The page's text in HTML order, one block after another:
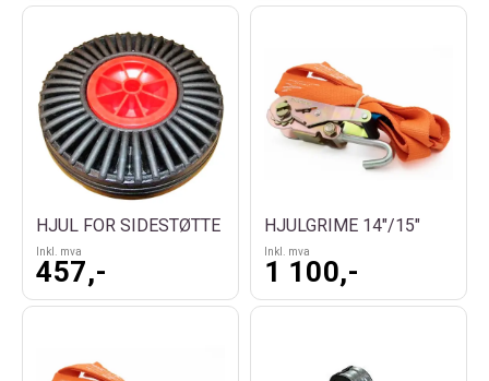
HJUL FOR SIDESTØTTE
Inkl. mva
457,-
HJULGRIME 14"/15"
Inkl. mva
1 100,-